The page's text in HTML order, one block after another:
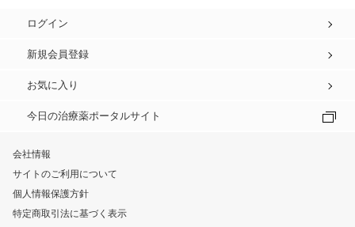
ログイン
新規会員登録
お気に入り
今日の治療薬ポータルサイト
会社情報
サイトのご利用について
個人情報保護方針
特定商取引法に基づく表示